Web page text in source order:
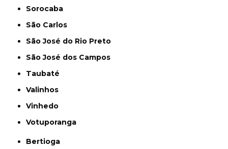
Sorocaba
São Carlos
São José do Rio Preto
São José dos Campos
Taubaté
Valinhos
Vinhedo
Votuporanga
Bertioga